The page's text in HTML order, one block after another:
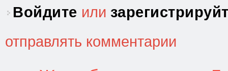
Войдите или
отправлять комментарии